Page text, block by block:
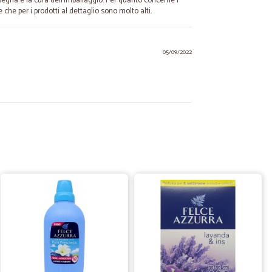
che per i prodotti al dettaglio sono molto alti.
05/09/2022
15/01/2021
apprezzamento verso Cicalia. Ho ordinato 5 volte
da parte del corriere. Nelle ultime due spese ho
gradito! Continuerò sicuramente ad acquistare da